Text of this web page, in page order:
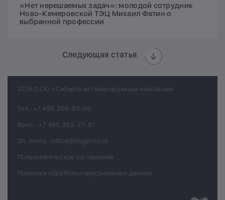
«Нет нерешаемых задач»: молодой сотрудник
Ново-Кемеровской ТЭЦ Михаил Фатин о
выбранной профессии
Следующая статья
2026 ООО «Сибирская генерирующая компания»
Тел.: +7 495 258-83-00
Факс.: +7 495 363-27-81
Эл. почта.: office@sibgenco.ru
Пользовательское соглашение
Политика обработки персональных данных